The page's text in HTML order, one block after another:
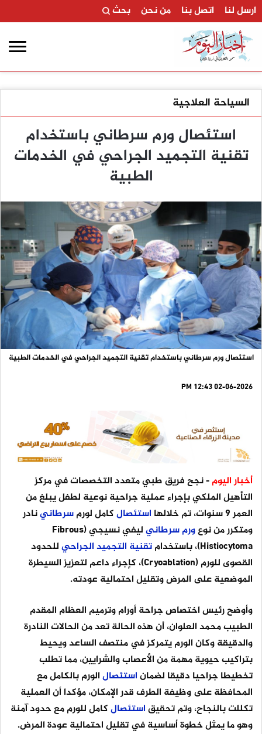
ارسل لنا اتصل بنا من نحن بحث
السياحة العلاجية
استئصال ورم سرطاني باستخدام
تقنية التجميد الجراحي في الخدمات
الطبية
استئصال ورم سرطاني باستخدام تقنية التجميد الجراحي في الخدمات الطبية
02-06-2026 12:43 PM
أخبار اليوم- نجح فريق طبي متعدد التخصصات في مركز
التأهيل الملكي بإجراء عملية جراحية نوعية لطفل يبلغ من
العمر 9 سنوات، تم خلالها
استئصالكامل لورمسرطانينادر
ومتكرر من نوعورمسرطاني
ليفي نسيجي (Fibrous
Histiocytoma)، باستخدام
تقنية التجميدالجراحيللحدود
القصوى للورم (Cryoablation)، كإجراء داعم لتعزيز السيطرة
الموضعية على المرض وتقليل احتمالية عودته.
وأوضح رئيس اختصاص جراحة أورام وترميم العظام المقدم
الطبيب محمد العلوان، أن هذه الحالة تعد من الحالات النادرة
والدقيقة وكان الورم يتمركز في منتصف الساعد ويحيط
بتراكيب حيوية مهمة من الأعصاب والشرايين، مما تطلب
تخطيطا جراحيا دقيقا لضماناستئصالالورم بالكامل مع
المحافظة على وظيفة الطرف قدر الإمكان، مؤكدا أن العملية
تكللت بالنجاح، وتم تحقيقاستئصالكامل للورم مع حدود آمنة
وهو ما يمثل خطوة أساسية في تقليل احتمالية عودة المرض.